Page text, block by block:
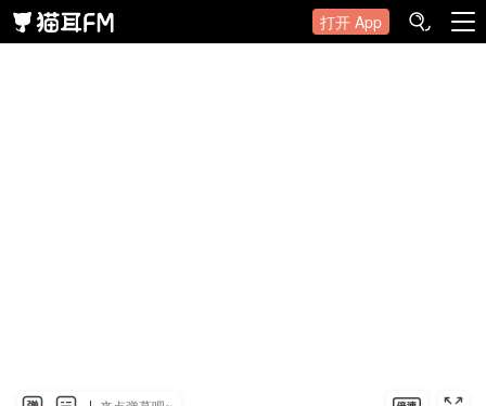
打开 App